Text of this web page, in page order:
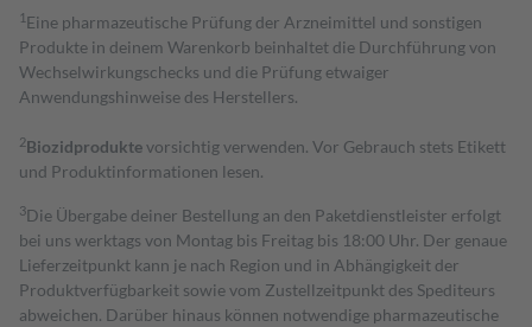
1 Eine pharmazeutische Prüfung der Arzneimittel und sonstigen
Produkte in deinem Warenkorb beinhaltet die Durchführung von
Wechselwirkungschecks und die Prüfung etwaiger
Anwendungshinweise des Herstellers.
2Biozidproduktevorsichtig verwenden. Vor Gebrauch stets Etikett
und Produktinformationen lesen.
3Die Übergabe deiner Bestellung an den Paketdienstleister erfolgt
bei uns werktags von Montag bis Freitag bis 18:00 Uhr. Der genaue
Lieferzeitpunkt kann je nach Region und in Abhängigkeit der
Produktverfügbarkeit sowie vom Zustellzeitpunkt des Spediteurs
abweichen. Darüber hinaus können notwendige pharmazeutische